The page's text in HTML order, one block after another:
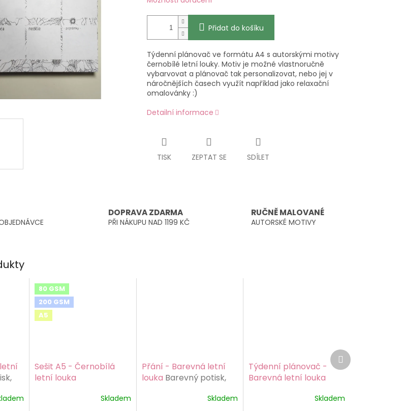
Přidat do košíku
Týdenní plánovač ve formátu A4 s autorskými motivy
černobílé letní louky. Motiv je možné vlastnoručně
vybarvovat a plánovač tak personalizovat, nebo jej v
náročnějších časech využít například jako relaxační
omalovánky :)
Detailní informace
TISK ZEPTAT SE SDÍLET
DOPRAVA ZDARMA
PŘI NÁKUPU NAD 1199 KČ
RUČNĚ MALOVANÉ
AUTORSKÉ MOTIVY
80 GSM
200 GSM
A5
Sešit A5 - Černobílá
letní louka
Skladem
Přání - Barevná letní
louka Barevný potisk,
Skladem
Týdenní plánovač -
Barevná letní louka
Skladem
Další
produkt